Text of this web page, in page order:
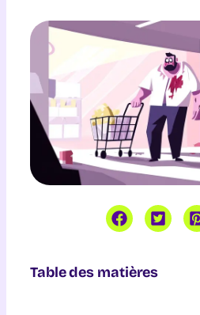
Table des matières